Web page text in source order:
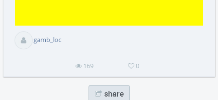
gamb_loc
169 0
share